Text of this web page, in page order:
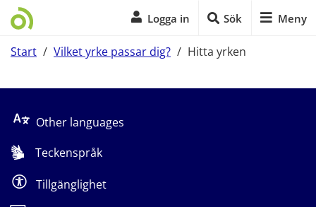
Logga in Sök Meny
Start / Vilket yrke passar dig? / Hitta yrken
Other languages
Teckenspråk
Tillgänglighet